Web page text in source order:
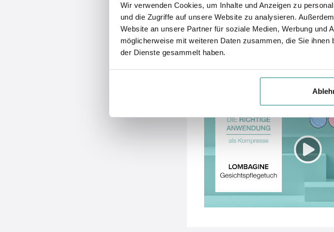
Wir verwenden Cookies, um Inhalte und Anzeigen zu
und die Zugriffe auf unsere Website zu analysieren.
Website an unsere Partner für soziale Medien, Werbung und
möglicherweise mit weiteren Daten zusammen, die Sie
der Dienste gesammelt haben.